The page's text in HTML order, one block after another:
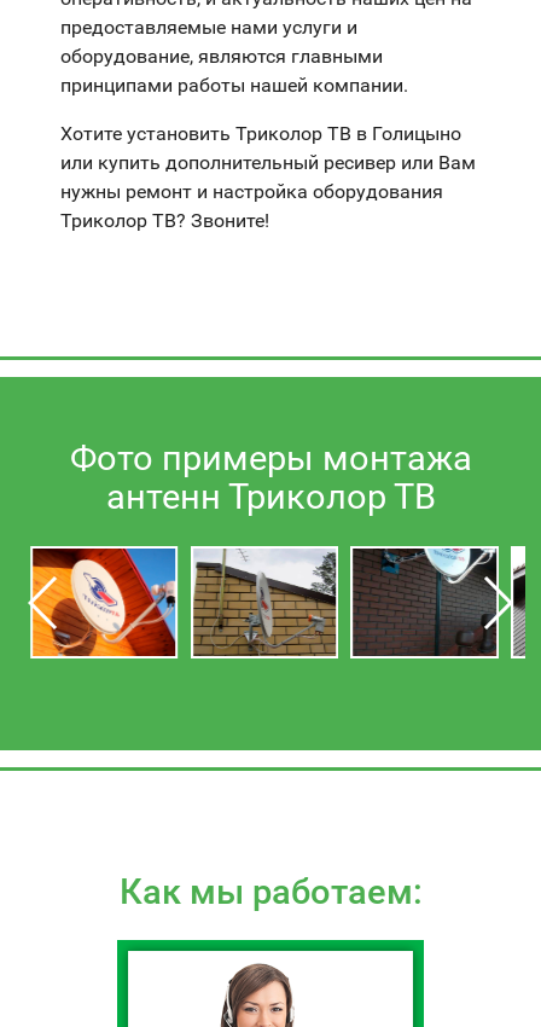
предоставляемые нами услуги и
оборудование, являются главными
принципами работы нашей компании.
Хотите установить Триколор ТВ в Голицыно
или купить дополнительный ресивер или Вам
нужны ремонт и настройка оборудования
Триколор ТВ? Звоните!
Фото примеры монтажа
антенн Триколор ТВ
Как мы работаем: